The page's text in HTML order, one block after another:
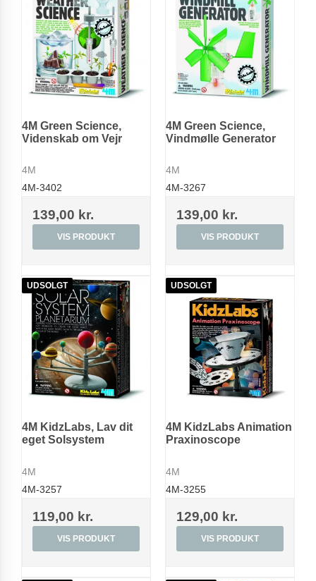
4M Green Science,
Videnskab om Vejr
4M
4M-3402
139,00 kr.
VIS PRODUKT
4M Green Science,
Vindmølle Generator
4M
4M-3267
139,00 kr.
VIS PRODUKT
UDSOLGT
4M KidzLabs, Lav dit
eget Solsystem
4M
4M-3257
119,00 kr.
VIS PRODUKT
UDSOLGT
4M KidzLabs Animation
Praxinoscope
4M
4M-3255
129,00 kr.
VIS PRODUKT